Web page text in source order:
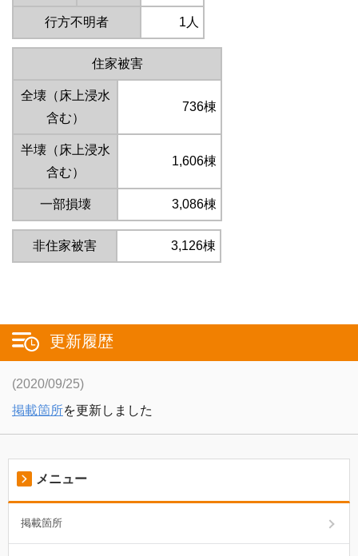
行方不明者 1人
住家被害
全壊（床上浸水
含む）
736棟
半壊（床上浸水
含む）
1,606棟
一部損壊 3,086棟
非住家被害 3,126棟
更新履歴
(2020/09/25)
掲載箇所を更新しました
メニュー
掲載箇所